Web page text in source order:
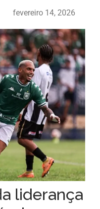
fevereiro 14, 2026
liderança